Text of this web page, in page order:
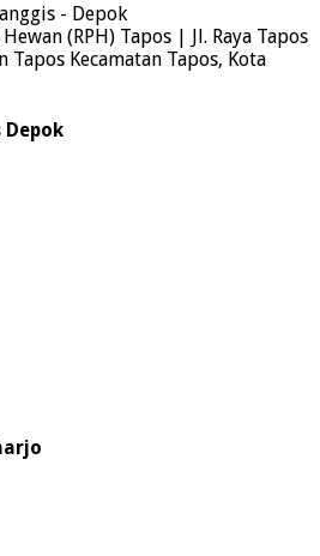
- Depok
(RPH) Tapos | Jl. Raya Tapos
Tapos Kecamatan Tapos, Kota
Depok